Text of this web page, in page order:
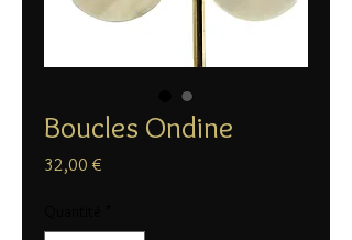
Boucles Ondine
32,00 €